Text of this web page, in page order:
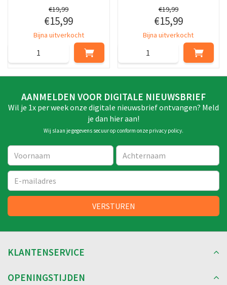
€19,99
€15,99
Bijna uitverkocht
€19,99
€15,99
Bijna uitverkocht
AANMELDEN VOOR DIGITALE NIEUWSBRIEF
Wil je 1x per week onze digitale nieuwsbrief ontvangen? Meld
je dan hier aan!
Wij slaan je gegevens secuur op conform onze privacy policy.
KLANTENSERVICE
OPENINGSTIJDEN